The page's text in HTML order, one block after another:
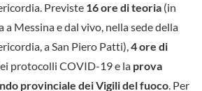
Previste 16 ore di teoria (in
a Messina e dal vivo, nella sede della
a San Piero Patti),4 ore di
protocolli COVID-19 e la prova
provinciale dei Vigili del fuoco. Per